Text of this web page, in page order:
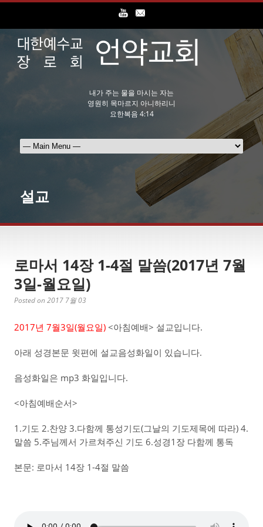
내가 주는 물을 마시는 자는
영원히 목마르지 아니하리니
요한복음 4:14
설교
로마서 14장 1-4절 말씀(2017년 7월
3일-월요일)
Posted on 2017 7월 03
2017년 7월3일(월요일) <아침예배> 설교입니다.
아래 성경본문 윗편에 설교음성화일이 있습니다.
음성화일은 mp3 화일입니다.
<아침예배순서>
1.기도 2.찬양 3.다함께 통성기도(그날의 기도제목에 따라) 4.
말씀 5.주님께서 가르쳐주신 기도 6.성경1장 다함께 통독
본문: 로마서 14장 1-4절 말씀